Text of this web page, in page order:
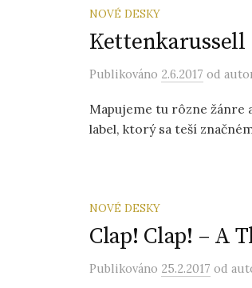
NOVÉ DESKY
Kettenkarussell
Publikováno 2.6.2017 od
Mapujeme tu rôzne žánre
label, ktorý sa teší
NOVÉ DESKY
Clap! Clap! – A
Publikováno 25.2.2017 od